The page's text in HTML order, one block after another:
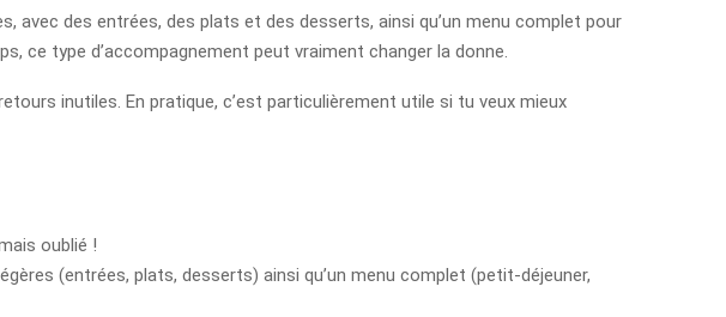
avec des entrées, des plats et des desserts, ainsi qu’un menu complet pour
ce type d’accompagnement peut vraiment changer la donne.
inutiles. En pratique, c’est particulièrement utile si tu veux mieux
oublié !
(entrées, plats, desserts) ainsi qu’un menu complet (petit-déjeuner,